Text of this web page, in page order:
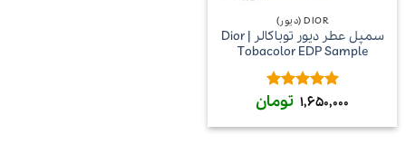
DIOR (دیور)
سمپل عطر دیور توباکالر | Dior
Tobacolor EDP Sample
امتیاز 5از 1,650,000 تومان